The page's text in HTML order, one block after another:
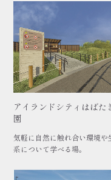
アイランドシティはばた
園
気軽に自然に触れ合い環境や
系について学べる場。